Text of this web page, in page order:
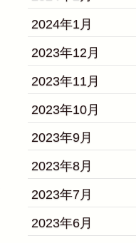
2024年1月
2023年12月
2023年11月
2023年10月
2023年9月
2023年8月
2023年7月
2023年6月